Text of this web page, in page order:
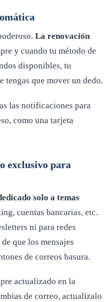
La renovación
y cuando tu método de
disponibles, tu
tengas que mover un dedo.
las notificaciones para
como una tarjeta
exclusivo para
solo a temas
cuentas bancarias, etc.
ni para redes
que los mensajes
de correos basura.
actualizado en la
de correo, actualízalo